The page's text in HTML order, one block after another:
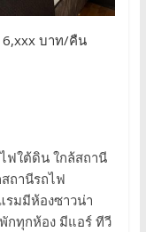
6,xxx บาท/คืน
ฟใต้ดิน ใกล้สถานี
ถานีรถไฟ
รมมีห้องซาวน่า
กทุกห้อง มีแอร์ ทีวี